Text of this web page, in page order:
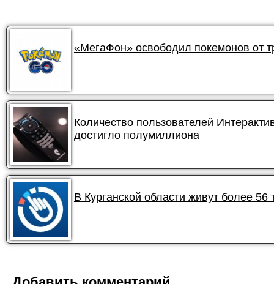
«МегаФон» освободил покемонов от
Количество пользователей
достигло полумиллиона
В Курганской области живут более